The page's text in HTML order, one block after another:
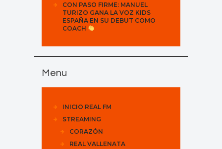
CON PASO FIRME: MANUEL
TURIZO GANA LA VOZ KIDS
ESPAÑA EN SU DEBUT COMO
COACH
Menu
INICIO REAL FM
STREAMING
CORAZÓN
REAL VALLENATA